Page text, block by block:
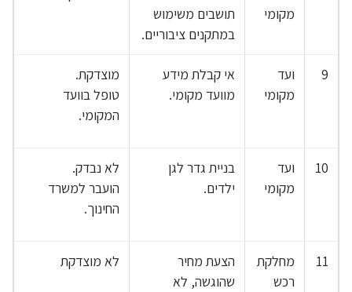
מקומי
תושבים משימוש
במתקנים ציבוריים.
9
ועד
מקומי
אי קבלת מידע
מוועד מקומי.
מוצדקת.
טופל בוועד
המקומי.
10
ועד
מקומי
בניית גדר לגן
ילדים.
לא נבדק.
הועבר למשרד
החינוך.
11
מחלקת
רכש
הצעת מחיר
שהוגשה, לא
לא מוצדקת